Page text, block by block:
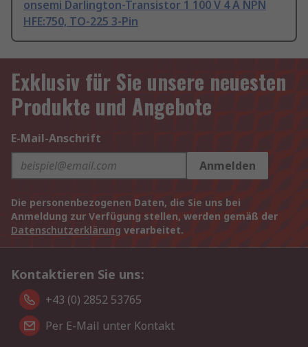
onsemi Darlington-Transistor 1 100 V 4 A NPN
HFE:750, TO-225 3-Pin
Exklusiv für Sie unsere neuesten
Produkte und Angebote
E-Mail-Anschrift
Anmelden
Die personenbezogenen Daten, die Sie uns bei
Anmeldung zur Verfügung stellen, werden gemäß der
Datenschutzerklärung verarbeitet.
Kontaktieren Sie uns:
+43 (0) 2852 53765
Per E-Mail unter Kontakt